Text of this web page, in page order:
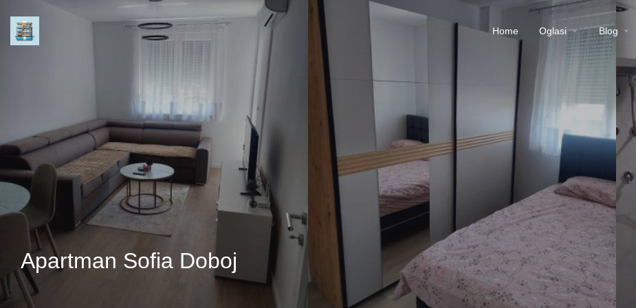
Home Oglasi Blog
Apartman Sofia Doboj